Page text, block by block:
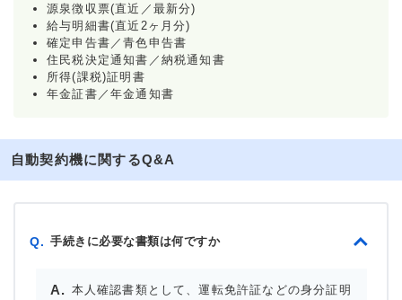
源泉徴収票(直近／最新分)
給与明細書(直近2ヶ月分)
確定申告書／青色申告書
住民税決定通知書／納税通知書
所得(課税)証明書
年金証書／年金通知書
自動契約機に関するQ&A
Q. 手続きに必要な書類は何ですか
本人確認書類として、運転免許証などの身分証明